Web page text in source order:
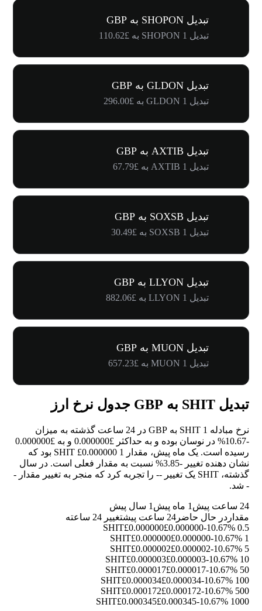
تبدیل SHOPON به GBP
تبدیل 1 SHOPON به £110.62
تبدیل GLDON به GBP
تبدیل 1 GLDON به £296.00
تبدیل AXTIB به GBP
تبدیل 1 AXTIB به £67.79
تبدیل SOXSB به GBP
تبدیل 1 SOXSB به £30.49
تبدیل LLYON به GBP
تبدیل 1 LLYON به £882.06
تبدیل MUON به GBP
تبدیل 1 MUON به £657.23
تبدیل SHIT به GBP جدول نرخ ارز
نرخ مبادله 1 SHIT به GBP در 24 ساعت گذشته به میزان
-10.67%
در نوسان بوده و به حداکثر £0.000000 و به £0.000000
رسیده است. یک ماه پیش، مقدار 1 SHIT £0.000000 بود که
نشان دهنده تغییر -3.85%
نسبت به مقدار فعلی است. در سال
گذشته، SHIT یک تغییر
-- را تجربه کرد که منجر به تغییر مقدار -
- شد.
24 ساعت پیش 1 ماه پیش
1 سال پیش
مقدار در حال حاضر 24 ساعت پیش
تغییر 24 ساعته
0.5 SHIT
£0.000000£0.000000-10.67%
1 SHIT
£0.000000£0.000000-10.67%
5 SHIT
£0.000002£0.000002-10.67%
10 SHIT
£0.000003£0.000003-10.67%
50 SHIT
£0.000017£0.000017-10.67%
100 SHIT
£0.000034£0.000034-10.67%
500 SHIT
£0.000172£0.000172-10.67%
1000 SHIT
£0.000345£0.000345-10.67%